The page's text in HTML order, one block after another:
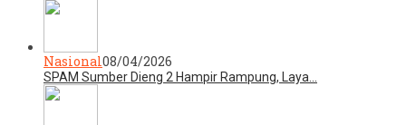
Nasional08/04/2026
SPAM Sumber Dieng 2 Hampir Rampung, Laya…